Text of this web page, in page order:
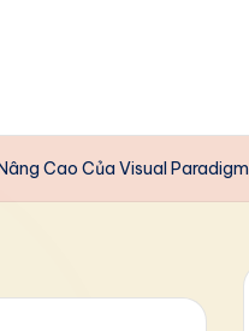
Cao Của Visual Paradigm